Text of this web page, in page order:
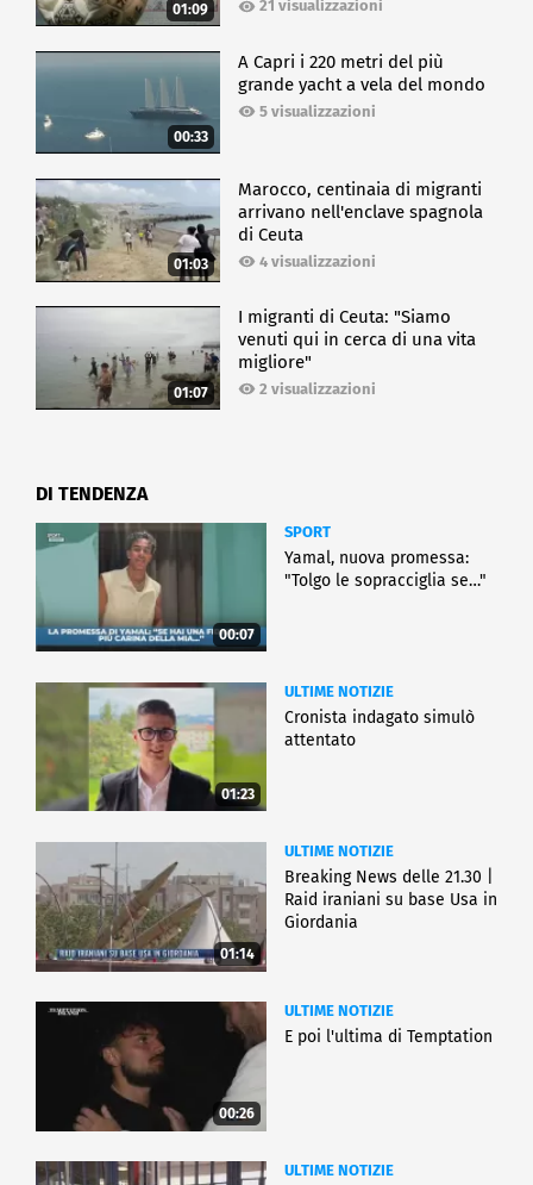
01:09 21 visualizzazioni
00:33
A Capri i 220 metri del più
grande yacht a vela del mondo
5 visualizzazioni
01:03
Marocco, centinaia di migranti
arrivano nell'enclave spagnola
di Ceuta
4 visualizzazioni
01:07
I migranti di Ceuta: "Siamo
venuti qui in cerca di una vita
migliore"
2 visualizzazioni
DI TENDENZA
00:07
SPORT
Yamal, nuova promessa:
"Tolgo le sopracciglia se…"
01:23
ULTIME NOTIZIE
Cronista indagato simulò
attentato
01:14
ULTIME NOTIZIE
Breaking News delle 21.30 |
Raid iraniani su base Usa in
Giordania
00:26
ULTIME NOTIZIE
E poi l'ultima di Temptation
ULTIME NOTIZIE